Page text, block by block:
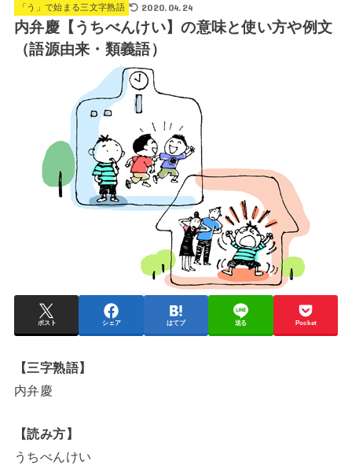
「う」で始まる三文字熟語 2020.04.24
内弁慶【うちべんけい】の意味と使い方や例文
（語源由来・類義語）
ポスト シェア はてブ 送る Pocket
【三字熟語】
内弁慶
【読み方】
うちべんけい